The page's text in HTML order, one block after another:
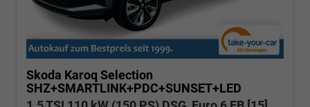
Skoda Karoq Selection
SHZ+SMARTLINK+PDC+SUNSET+LED